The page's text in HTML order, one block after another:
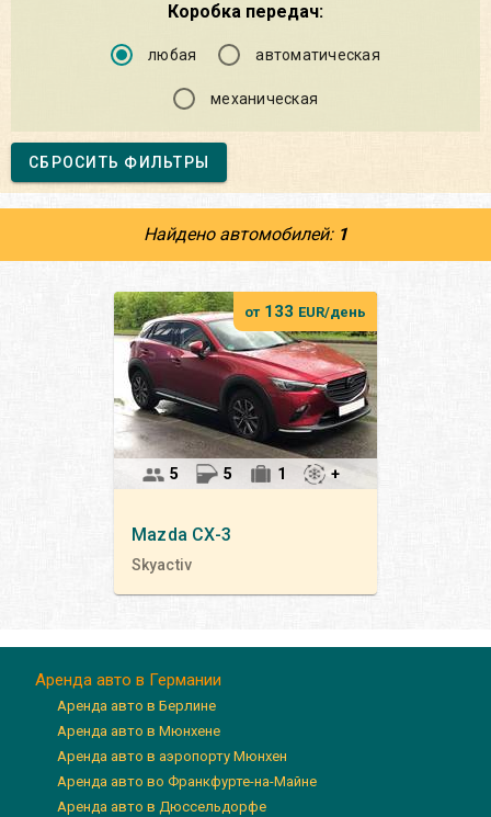
Коробка передач:
любая автоматическая
механическая
СБРОСИТЬ ФИЛЬТРЫ
Найдено автомобилей: 1
Mazda CX-3
Skyactiv
от 133 EUR/день
5 5 1 +
Аренда авто в Германии
Аренда авто в Берлине
Аренда авто в Мюнхене
Аренда авто в аэропорту Мюнхен
Аренда авто во Франкфурте-на-Майне
Аренда авто в Дюссельдорфе